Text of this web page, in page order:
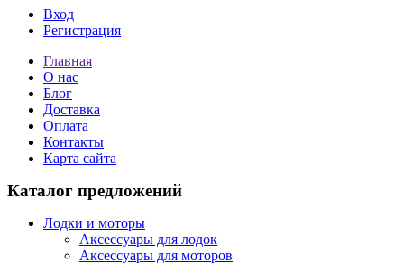
Вход
Регистрация
Главная
О нас
Блог
Доставка
Оплата
Контакты
Карта сайта
Каталог предложений
Лодки и моторы
Аксессуары для лодок
Аксессуары для моторов